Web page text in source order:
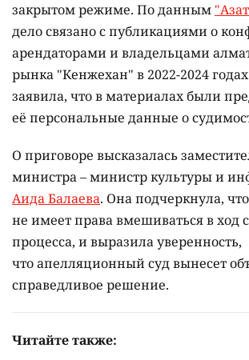
закрытом режиме. По данным
дело связано с публикациями о
арендаторами и владельцами
рынка "Кенжехан" в 2022-2024
заявила, что в материалах были
её персональные данные о
О приговоре высказалась
министра – министр культуры и
Аида Балаева. Она подчеркнула,
не имеет права вмешиваться в ход
процесса, и выразила уверенность,
что апелляционный суд вынесет
справедливое решение.
Читайте также: